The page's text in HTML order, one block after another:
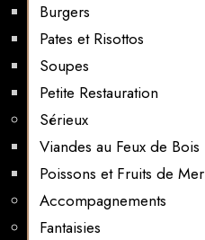
Burgers
Pates et Risottos
Soupes
Petite Restauration
Sérieux
Viandes au Feux de Bois
Poissons et Fruits de Mer
Accompagnements
Fantaisies